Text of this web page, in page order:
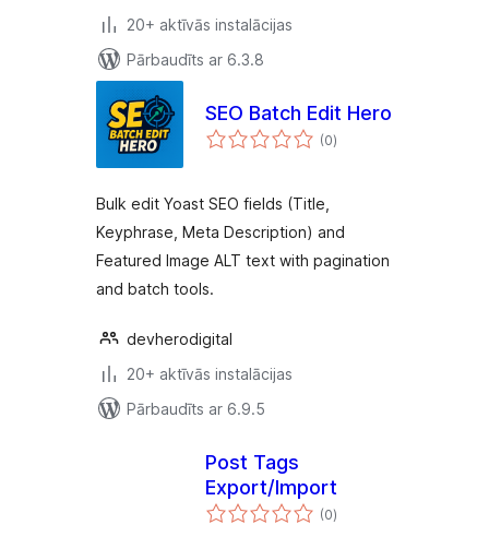
20+ aktīvās instalācijas
Pārbaudīts ar 6.3.8
SEO Batch Edit Hero
(0vērtējumu
kopsumma
)
Bulk edit Yoast SEO fields (Title,
Keyphrase, Meta Description) and
Featured Image ALT text with pagination
and batch tools.
devherodigital
20+ aktīvās instalācijas
Pārbaudīts ar 6.9.5
Post Tags
Export/Import
(0vērtējumu
kopsumma
)